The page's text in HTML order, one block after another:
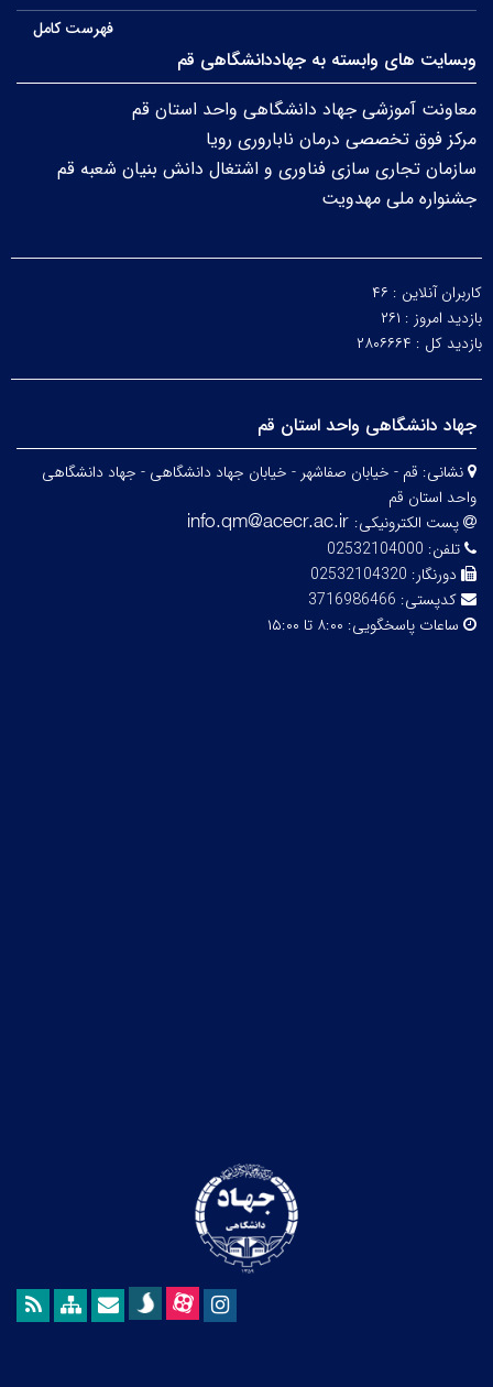
فهرست کامل
وبسایت های وابسته به جهاددانشگاهی قم
معاونت آموزشی جهاد دانشگاهی واحد استان قم
مرکز فوق تخصصی درمان ناباروری رویا
سازمان تجاری سازی فناوری و اشتغال دانش بنیان شعبه قم
جشنواره ملی مهدویت
کاربران آنلاین : ۴۶
بازدید امروز : ۲۶۱
بازدید کل : ۲۸۰۶۶۶۴
جهاد دانشگاهی واحد استان قم
نشانی: قم - خیابان صفاشهر - خیابان جهاد دانشگاهی - جهاد دانشگاهی
واحد استان قم
پست الکترونیکی:
تلفن: 02532104000
دورنگار: 02532104320
کدپستی: 3716986466
ساعات پاسخگویی: ۸:۰۰ تا ۱۵:۰۰